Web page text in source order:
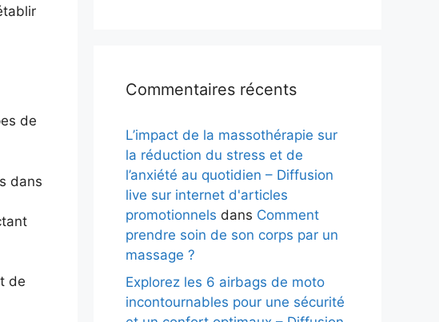
de
dans
de
Commentaires récents
L’impact de la massothérapie sur
la réduction du stress et de
l’anxiété au quotidien – Diffusion
live sur internet d'articles
promotionnels dans Comment
prendre soin de son corps par un
massage ?
Explorez les 6 airbags de moto
incontournables pour une sécurité